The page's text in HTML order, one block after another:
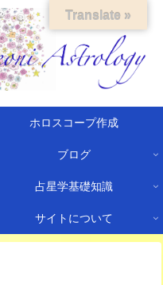
ホロスコープ作成
ブログ
占星学基礎知識
サイトについて
Translate »